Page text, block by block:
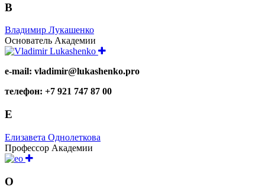
В
Владимир Лукашенко
Основатель Академии
e-mail: vladimir@lukashenko.pro
телефон: +7 921 747 87 00
Е
Елизавета Однолеткова
Профессор Академии
О